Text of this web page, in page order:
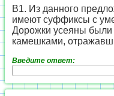
В1. Из данного
имеют суффиксы с
Дорожки усеяны
камешками,
Введите ответ: